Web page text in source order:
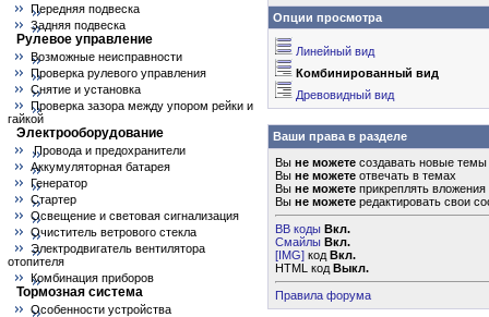
Передняя подвеска
Задняя подвеска
Рулевое управление
Возможные неисправности
Проверка рулевого управления
Снятие и установка
Проверка зазора между упором рейки и
гайкой
Электрооборудование
Провода и предохранители
Аккумуляторная батарея
Генератор
Стартер
Освещение и световая сигнализация
Очиститель ветрового стекла
Электродвигатель вентилятора
отопителя
Комбинация приборов
Тормозная система
Особенности устройства
Опции просмотра
Линейный вид
Комбинированный вид
Древовидный вид
Ваши права в разделе
Вы не можете создавать новые темы
Вы не можете отвечать в темах
Вы не можете прикреплять вложения
Вы не можете редактировать свои
BB коды Вкл.
Смайлы Вкл.
[IMG] код Вкл.
HTML код Выкл.
Правила форума